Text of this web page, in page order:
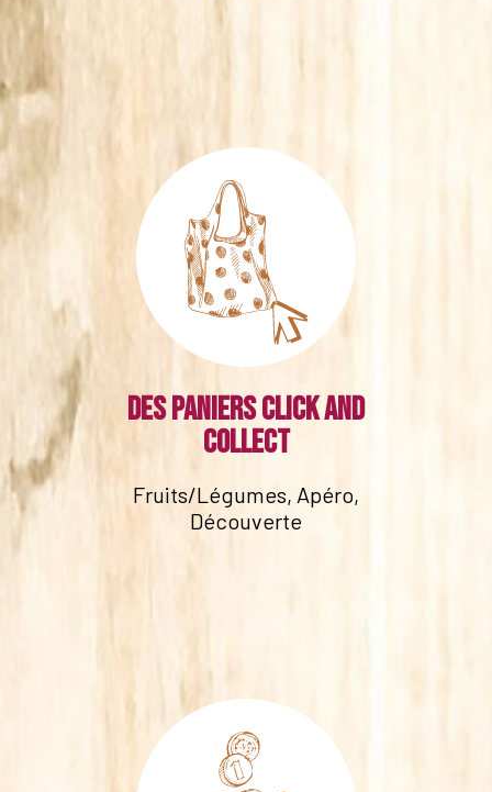
Des paniers click and
collect
Fruits/Légumes, Apéro,
Découverte